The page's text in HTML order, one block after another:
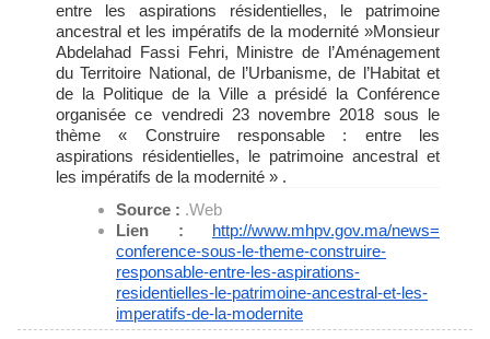
entre les aspirations résidentielles, le patrimoine
ancestral et les impératifs de la modernité »Monsieur
Abdelahad Fassi Fehri, Ministre de l’Aménagement
du Territoire National, de l’Urbanisme, de l’Habitat et
de la Politique de la Ville a présidé la Conférence
organisée ce vendredi 23 novembre 2018 sous le
thème « Construire responsable : entre les
aspirations résidentielles, le patrimoine ancestral et
les impératifs de la modernité » .
Source : .Web
Lien : http://www.mhpv.gov.ma/news=
conference-sous-le-theme-construire-
responsable-entre-les-aspirations-
residentielles-le-patrimoine-ancestral-et-les-
imperatifs-de-la-modernite